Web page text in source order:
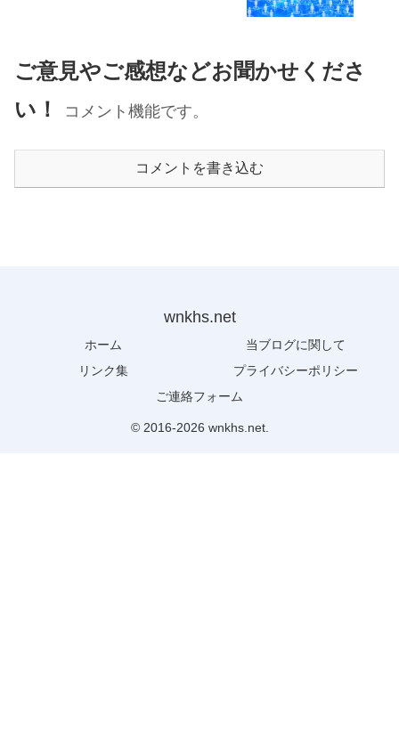
ご意見やご感想などお聞かせくださ
い！
コメント機能です。
コメントを書き込む
wnkhs.net
ホーム
当ブログに関して
リンク集
プライバシーポリシー
ご連絡フォーム
© 2016-2026 wnkhs.net.